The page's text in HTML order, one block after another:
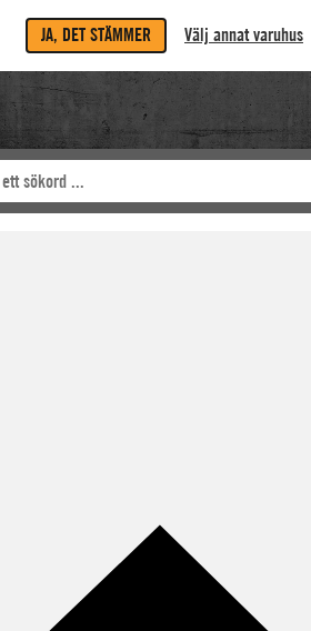
JA, DET STÄMMER Välj annat varuhus